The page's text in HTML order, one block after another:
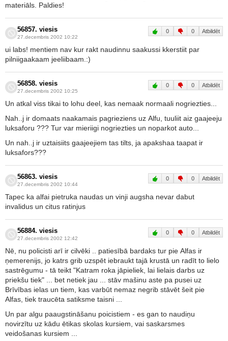
materiāls. Paldies!
56857. viesis
27.decembris 2002 10:22
0 0 Atbildēt
ui labs! mentiem nav kur rakt naudinnu saakussi kkerstiit par
pilniigaakaam jeeliibaam.:)
56858. viesis
27.decembris 2002 10:25
0 0 Atbildēt
Un atkal viss tikai to lohu deel, kas nemaak normaali nogriezties...
Nah..j ir domaats naakamais pagrieziens uz Alfu, tuuliit aiz gaajeeju
luksaforu ??? Tur var mieriigi nogriezties un noparkot auto...
Un nah..j ir uztaisiits gaajeejiem tas tilts, ja apakshaa taapat ir
luksafors???
56863. viesis
27.decembris 2002 10:44
0 0 Atbildēt
Tapec ka alfai pietruka naudas un vinji augsha nevar dabut
invalidus un citus ratinjus
56884. viesis
27.decembris 2002 12:42
0 0 Atbildēt
Nē, nu policisti arī ir cilvēki .. patiesībā bardaks tur pie Alfas ir
ņemerenijs, jo katrs grib uzspēt iebraukt tajā krustā un radīt to lielo
sastrēgumu - tā teikt "Katram roka jāpieliek, lai lielais darbs uz
priekšu tiek" ... bet netiek jau ... stāv mašinu aste pa pusei uz
Brīvības ielas un tiem, kas varbūt nemaz negrib stāvēt šeit pie
Alfas, tiek traucēta satiksme taisni ...
Un par algu paaugstināšanu poicistiem - es gan to naudiņu
novirzītu uz kādu ētikas skolas kursiem, vai saskarsmes
veidošanas kursiem ...